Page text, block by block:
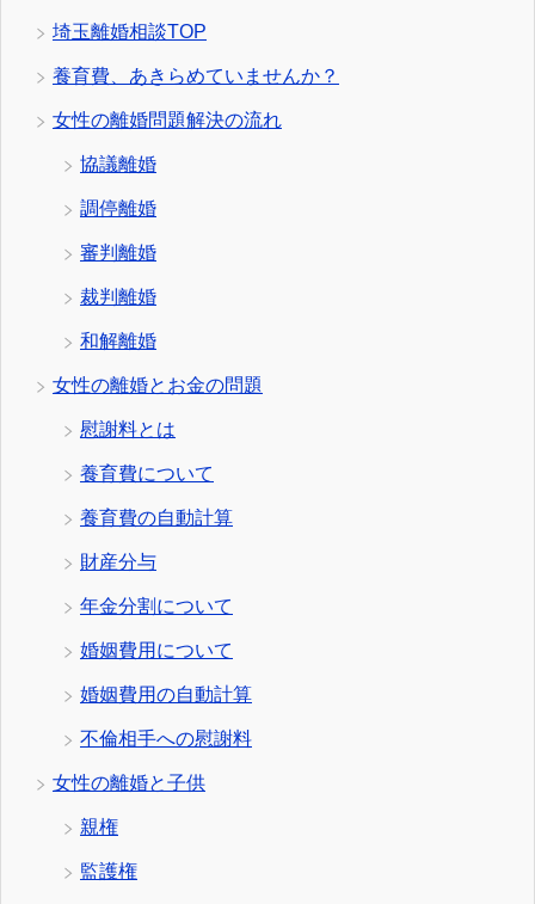
埼玉離婚相談TOP
養育費、あきらめていませんか？
女性の離婚問題解決の流れ
協議離婚
調停離婚
審判離婚
裁判離婚
和解離婚
女性の離婚とお金の問題
慰謝料とは
養育費について
養育費の自動計算
財産分与
年金分割について
婚姻費用について
婚姻費用の自動計算
不倫相手への慰謝料
女性の離婚と子供
親権
監護権